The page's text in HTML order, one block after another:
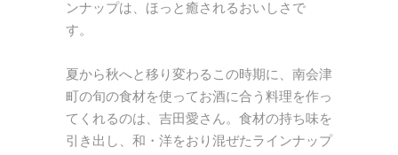
ンナップは、ほっと癒されるおいしさで
す。
夏から秋へと移り変わるこの時期に、南会津
町の旬の食材を使ってお酒に合う料理を作っ
てくれるのは、吉田愛さん。食材の持ち味を
引き出し、和・洋をおり混ぜたラインナップ